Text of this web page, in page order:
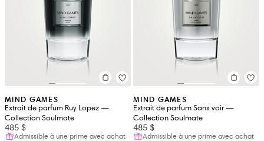
MIND GAMES
Extrait de parfum Ruy Lopez —
Collection Soulmate
485 $
Admissible à une prime avec achat
MIND GAMES
Extrait de parfum Sans voir —
Collection Soulmate
485 $
Admissible à une prime avec achat